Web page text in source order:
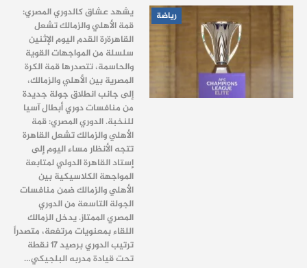
رياضة
يشهد عشاق كالدوري المصري:
قمة الأهلي والزمالك تشعل
القاهرةرة القدم اليوم الإثنين
سلسلة من المواجهات القوية
والحاسمة، تتصدرها قمة الكرة
المصرية بين الأهلي والزمالك،
إلى جانب انطلاق جولة جديدة
من منافسات دوري أبطال آسيا
للنخبة. الدوري المصري: قمة
الأهلي والزمالك تشعل القاهرة
تتجه الأنظار مساء اليوم إلى
إستاد القاهرة الدولي لمتابعة
المواجهة الكلاسيكية بين
الأهلي والزمالك ضمن منافسات
الجولة التاسعة من الدوري
المصري الممتاز. يدخل الزمالك
اللقاء بمعنويات مرتفعة، متصدراً
ترتيب الدوري برصيد 17 نقطة
تحت قيادة مدربه البلجيكي…